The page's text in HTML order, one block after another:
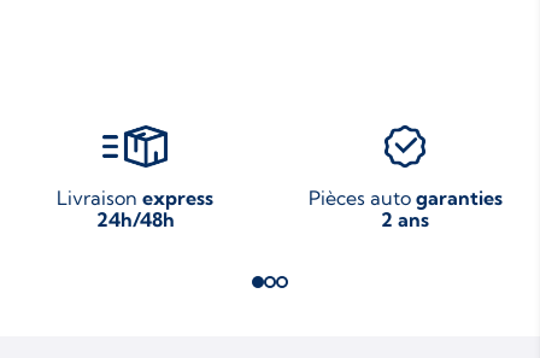
Livraison express
24h/48h
Pièces auto garanties
2 ans